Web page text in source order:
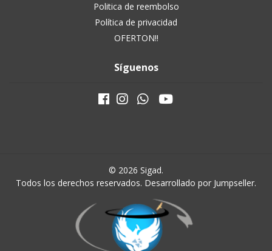
Politica de reembolso
Política de privacidad
OFERTON!!
Síguenos
© 2026 Sigad.
Todos los derechos reservados. Desarrollado por Jumpseller.